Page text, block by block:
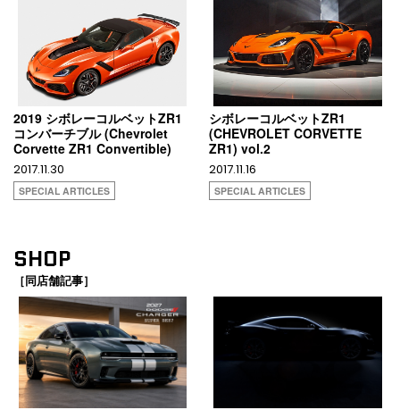
2019 シボレーコルベットZR1
コンバーチブル (Chevrolet
Corvette ZR1 Convertible)
2017.11.30
SPECIAL ARTICLES
シボレーコルベットZR1
(CHEVROLET CORVETTE
ZR1) vol.2
2017.11.16
SPECIAL ARTICLES
SHOP
［同店舗記事］